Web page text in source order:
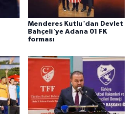
Menderes Kutlu'dan Devlet
Bahçeli'ye Adana 01 FK
forması